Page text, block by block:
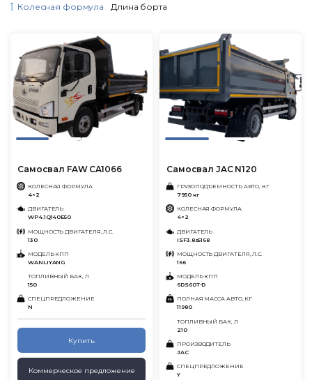
Колесная формула
Длина борта
Самосвал FAW CA1066
КОЛЕСНАЯ ФОРМУЛА
4×2
ДВИГАТЕЛЬ
WP4.1Q140E50
МОЩНОСТЬ ДВИГАТЕЛЯ, Л.С.
130
МОДЕЛЬ КПП
WANLIYANG
ТОПЛИВНЫЙ БАК, Л
150
СПЕЦПРЕДЛОЖЕНИЕ
N
Купить
Коммерческое предложение
Самосвал JAC N120
ГРУЗОПОДЪЕМНОСТЬ АВТО, КГ
7950 кг
КОЛЕСНАЯ ФОРМУЛА
4×2
ДВИГАТЕЛЬ
ISF3.8s5168
МОЩНОСТЬ ДВИГАТЕЛЯ, Л.С.
166
МОДЕЛЬ КПП
6DS60T-D
ПОЛНАЯ МАССА АВТО, КГ
11980
ТОПЛИВНЫЙ БАК, Л
210
ПРОИЗВОДИТЕЛЬ
JAC
СПЕЦПРЕДЛОЖЕНИЕ
Y